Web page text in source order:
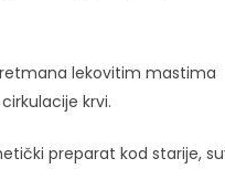
lekovitim mastima
krvi.
preparat kod starije,